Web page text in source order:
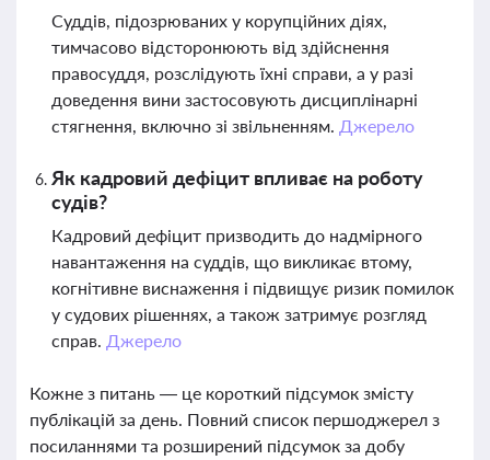
Суддів, підозрюваних у корупційних діях,
тимчасово відсторонюють від здійснення
правосуддя, розслідують їхні справи, а у разі
доведення вини застосовують дисциплінарні
стягнення, включно зі звільненням. Джерело
Як кадровий дефіцит впливає на роботу
судів?
Кадровий дефіцит призводить до надмірного
навантаження на суддів, що викликає втому,
когнітивне виснаження і підвищує ризик помилок
у судових рішеннях, а також затримує розгляд
справ. Джерело
Кожне з питань — це короткий підсумок змісту
публікацій за день. Повний список першоджерел з
посиланнями та розширений підсумок за добу